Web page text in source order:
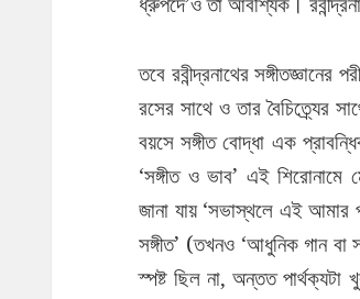
তবে রবীন্দ্রনাথের
রসের সাথে ও তার বৈচিত্র্যের
বয়সে সঙ্গীত বোদ্ধা এক
‘সঙ্গীত ও ভাব’ এই শিরোনামে
জানা যায় ‘সভাস্থলে এই আমার
সঙ্গীত’ (তখনও ‘আধুনিক গান বা
স্পষ্ট ছিল না, অন্তত পার্থক্যটা